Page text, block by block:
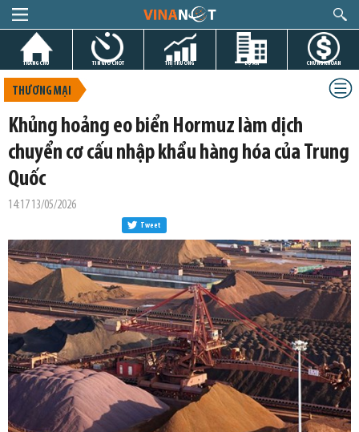
TRANG CHỦ TIN GIỜ CHÓT THỊ TRƯỜNG DỰ ÁN CHỨNG KHOÁN
THƯƠNG MẠI
Khủng hoảng eo biển Hormuz làm dịch
chuyển cơ cấu nhập khẩu hàng hóa của Trung
Quốc
14:17 13/05/2026
Tweet